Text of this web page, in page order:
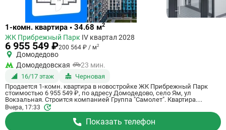
Ссылка
квартиру
1-комн. квартира • 34.68 м2
ЖК Прибрежный Парк IV квартал 2028
6 955 549 ₽200 564 ₽ / м2
Домодедово
Домодедовская
23 мин.
16/17 этаж
Черновая
Продается 1-комн. квартира в новостройке ЖК Прибрежный Парк
стоимостью 6 955 549 ₽, по адресу Домодедово, село Ям, ул
Вокзальная. Строится компанией Группа "Самолет". Квартира
сдается в 4 квартале 2028 года с черновой отделкой, в 23 минутах на
машине от станции метро Домодедовская. Общая площадь
квартиры - 34.68 кв. м. Этаж 16 из 17. ID квартиры на СтройкиРУ
801167, скажите его когда будете звонить.
Вчера, 17:33
Показать телефон